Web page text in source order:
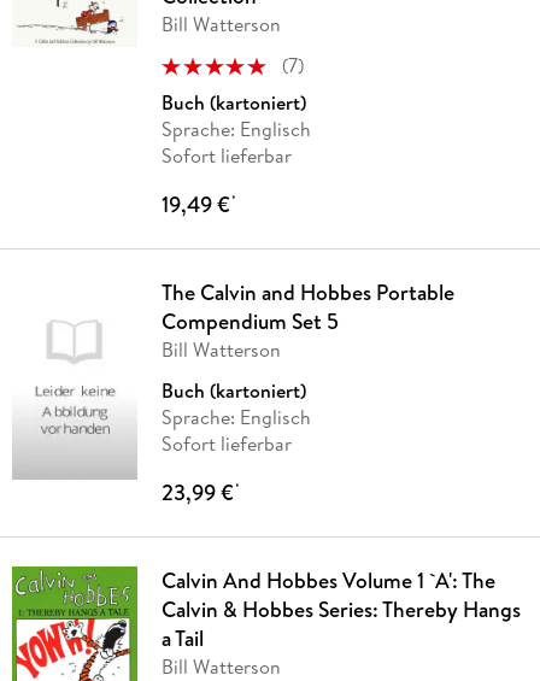
Bill Watterson
(7)
Buch (kartoniert)
Sprache: Englisch
Sofort lieferbar
19,49 €*
The Calvin and Hobbes Portable
Compendium Set 5
Bill Watterson
Buch (kartoniert)
Sprache: Englisch
Sofort lieferbar
23,99 €*
Calvin And Hobbes Volume 1 `A': The
Calvin & Hobbes Series: Thereby Hangs
a Tail
Bill Watterson